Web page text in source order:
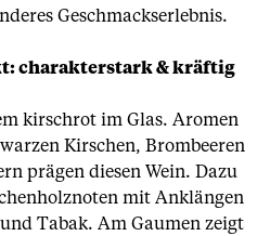
Geschmackserlebnis.
charakterstark & kräftig
kirschrot im Glas. Aromen
Kirschen, Brombeeren
prägen diesen Wein. Dazu
mit Anklängen
Tabak. Am Gaumen zeigt